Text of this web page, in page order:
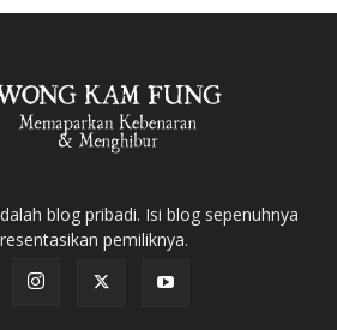
blog pribadi. Isi blog sepenuhnya
pemiliknya.